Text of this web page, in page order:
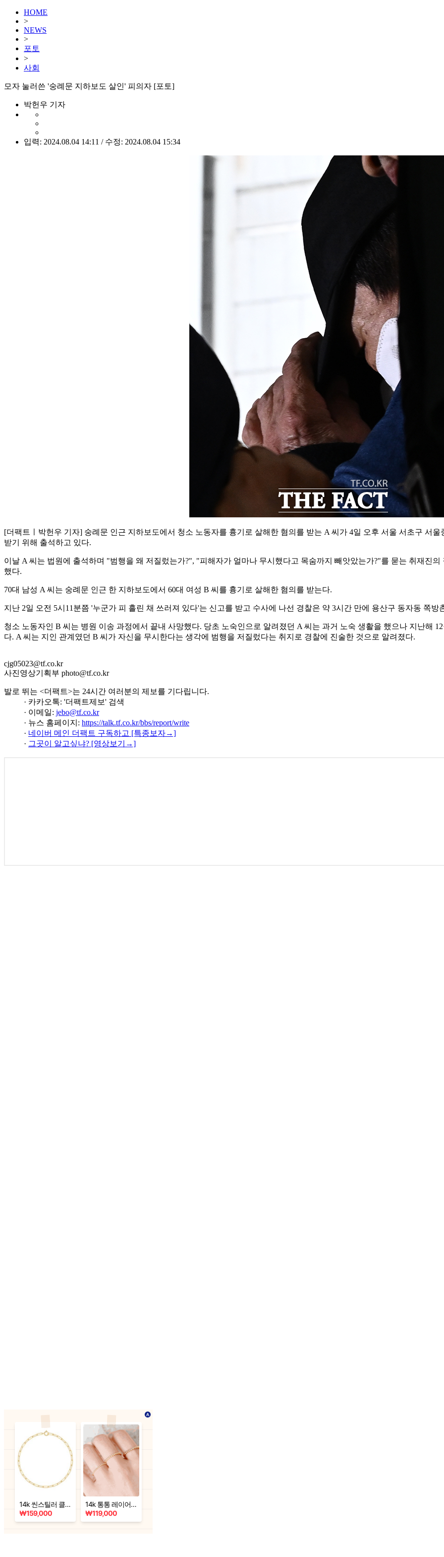
HOME
>
NEWS
>
포토
>
사회
모자 눌러쓴 '숭례문 지하보도 살인' 피의자 [포토]
박헌우 기자
입력: 2024.08.04 14:11 / 수정: 2024.08.04 15:34
[더팩트ㅣ박헌우 기자] 숭례문 인근 지하보도에서 청소 노동자를 흉기로 살해한 혐의를 받는 A 씨가 4일 오후 서울 서초구 서
받기 위해 출석하고 있다.
이날 A 씨는 법원에 출석하며 "범행을 왜 저질렀는가?", "피해자가 얼마나 무시했다고 목숨까지 빼앗았는가?"를 묻는 취재진
했다.
70대 남성 A 씨는 숭례문 인근 한 지하보도에서 60대 여성 B 씨를 흉기로 살해한 혐의를 받는다.
지난 2일 오전 5시11분쯤 '누군가 피 흘린 채 쓰러져 있다'는 신고를 받고 수사에 나선 경찰은 약 3시간 만에 용산구 동자동 쪽방
청소 노동자인 B 씨는 병원 이송 과정에서 끝내 사망했다. 당초 노숙인으로 알려졌던 A 씨는 과거 노숙 생활을 했으나 지난해
다. A 씨는 지인 관계였던 B 씨가 자신을 무시한다는 생각에 범행을 저질렀다는 취지로 경찰에 진술한 것으로 알려졌다.
cjg05023@tf.co.kr
사진영상기획부 photo@tf.co.kr
발로 뛰는 <더팩트>는 24시간 여러분의 제보를 기다립니다.
· 카카오톡: '더팩트제보' 검색
· 이메일: jebo@tf.co.kr
· 뉴스 홈페이지: https://talk.tf.co.kr/bbs/report/write
· 네이버 메인 더팩트 구독하고 [특종보자→]
· 그곳이 알고싶냐? [영상보기→]